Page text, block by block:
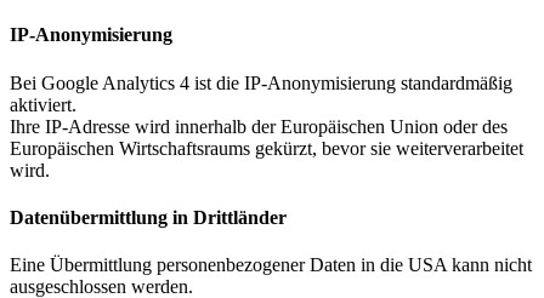
IP-Anonymisierung
Bei Google Analytics 4 ist die IP-Anonymisierung standardmäßig
aktiviert.
Ihre IP-Adresse wird innerhalb der Europäischen Union oder des
Europäischen Wirtschaftsraums gekürzt, bevor sie weiterverarbeitet
wird.
Datenübermittlung in Drittländer
Eine Übermittlung personenbezogener Daten in die USA kann nicht
ausgeschlossen werden.